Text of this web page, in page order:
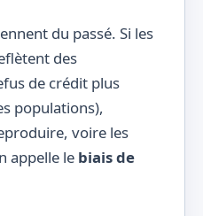
du passé. Si les
des
de crédit plus
populations),
voire les
appelle le biais de